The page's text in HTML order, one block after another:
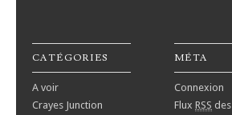
CATÉGORIES
A voir
Crayes Junction
MÉTA
Connexion
Flux RSS